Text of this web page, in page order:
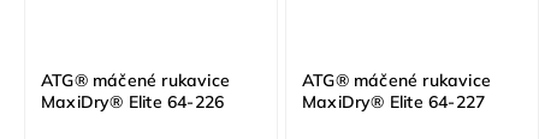
ATG® máčené rukavice
MaxiDry® Elite 64-226
ATG® máčené rukavice
MaxiDry® Elite 64-227